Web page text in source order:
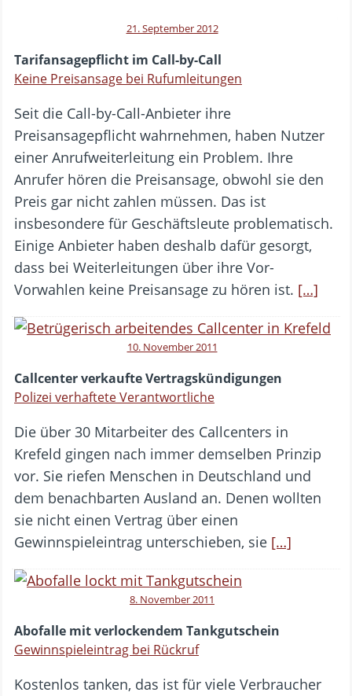
21. September 2012
Tarifansagepflicht im Call-by-Call
Keine Preisansage bei Rufumleitungen
Seit die Call-by-Call-Anbieter ihre
Preisansagepflicht wahrnehmen, haben Nutzer
einer Anrufweiterleitung ein Problem. Ihre
Anrufer hören die Preisansage, obwohl sie den
Preis gar nicht zahlen müssen. Das ist
insbesondere für Geschäftsleute problematisch.
Einige Anbieter haben deshalb dafür gesorgt,
dass bei Weiterleitungen über ihre Vor-
Vorwahlen keine Preisansage zu hören ist. […]
10. November 2011
Callcenter verkaufte Vertragskündigungen
Polizei verhaftete Verantwortliche
Die über 30 Mitarbeiter des Callcenters in
Krefeld gingen nach immer demselben Prinzip
vor. Sie riefen Menschen in Deutschland und
dem benachbarten Ausland an. Denen wollten
sie nicht einen Vertrag über einen
Gewinnspieleintrag unterschieben, sie […]
8. November 2011
Abofalle mit verlockendem Tankgutschein
Gewinnspieleintrag bei Rückruf
Kostenlos tanken, das ist für viele Verbraucher